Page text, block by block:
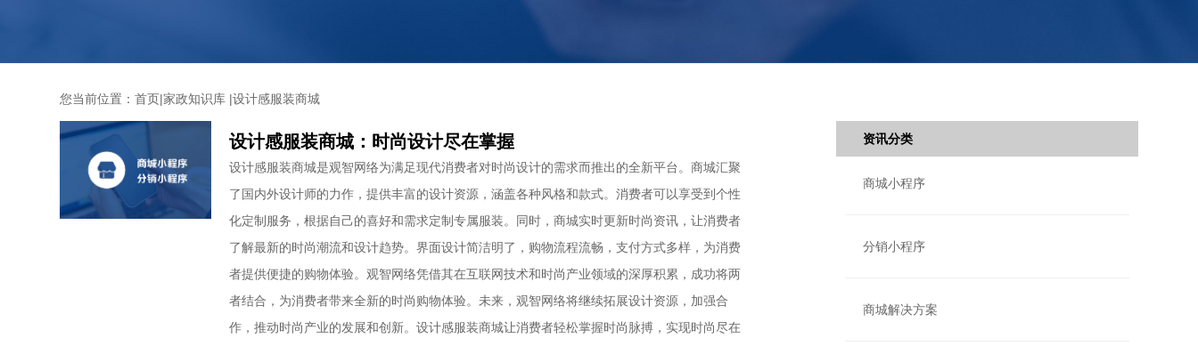
您当前位置：首页|家政知识库 |设计感服装商城
设计感服装商城：时尚设计尽在掌握
设计感服装商城是观智网络为满足现代消费者对时尚设计的需求而推出的全新平台。商城汇聚
了国内外设计师的力作，提供丰富的设计资源，涵盖各种风格和款式。消费者可以享受到个性
化定制服务，根据自己的喜好和需求定制专属服装。同时，商城实时更新时尚资讯，让消费者
了解最新的时尚潮流和设计趋势。界面设计简洁明了，购物流程流畅，支付方式多样，为消费
者提供便捷的购物体验。观智网络凭借其在互联网技术和时尚产业领域的深厚积累，成功将两
者结合，为消费者带来全新的时尚购物体验。未来，观智网络将继续拓展设计资源，加强合
作，推动时尚产业的发展和创新。设计感服装商城让消费者轻松掌握时尚脉搏，实现时尚尽在
资讯分类
商城小程序
分销小程序
商城解决方案